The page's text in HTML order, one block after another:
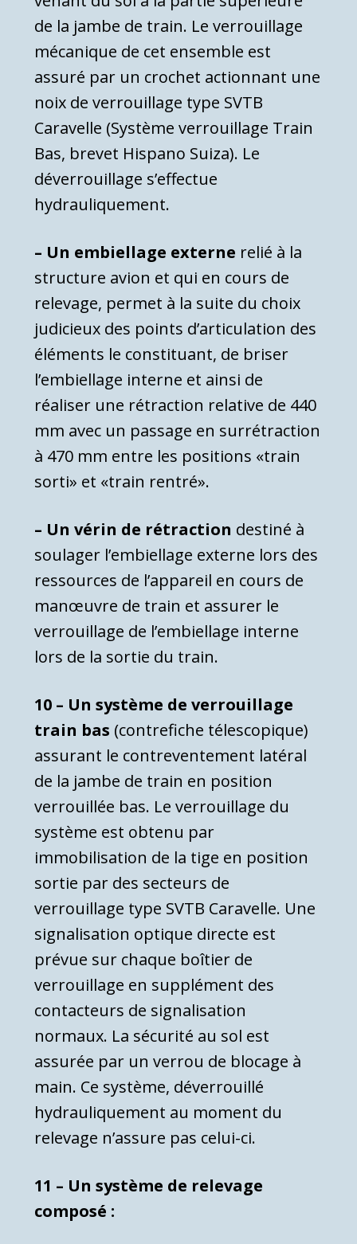
de la jambe de train. Le verrouillage
mécanique de cet ensemble est
assuré par un crochet actionnant une
noix de verrouillage type SVTB
Caravelle (Système verrouillage Train
Bas, brevet Hispano Suiza). Le
déverrouillage s’effectue
hydrauliquement.
– Un embiellage externe relié à la
structure avion et qui en cours de
relevage, permet à la suite du choix
judicieux des points d’articulation des
éléments le constituant, de briser
l’embiellage interne et ainsi de
réaliser une rétraction relative de 440
mm avec un passage en surrétraction
à 470 mm entre les positions «train
sorti» et «train rentré».
– Un vérin de rétraction destiné à
soulager l’embiellage externe lors des
ressources de l’appareil en cours de
manœu­vre de train et assurer le
verrouillage de l’embiellage interne
lors de la sortie du train.
10 – Un système de verrouillage
train bas (contrefiche télesco­pique)
assurant le contreventement latéral
de la jambe de train en position
verrouillée bas. Le verrouillage du
système est obtenu par
immobilisation de la tige en position
sortie par des secteurs de
verrouillage type SVTB Caravelle. Une
signalisation optique directe est
prévue sur chaque boîtier de
verrouillage en supplément des
contacteurs de signalisation
normaux. La sécurité au sol est
assurée par un verrou de blocage à
main. Ce système, déverrouillé
hydrauliquement au moment du
relevage n’assure pas celui-ci.
11 – Un système de relevage
composé :